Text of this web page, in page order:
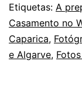
Etiquetas: A
Casamento no
Caparica,
e Algarve,